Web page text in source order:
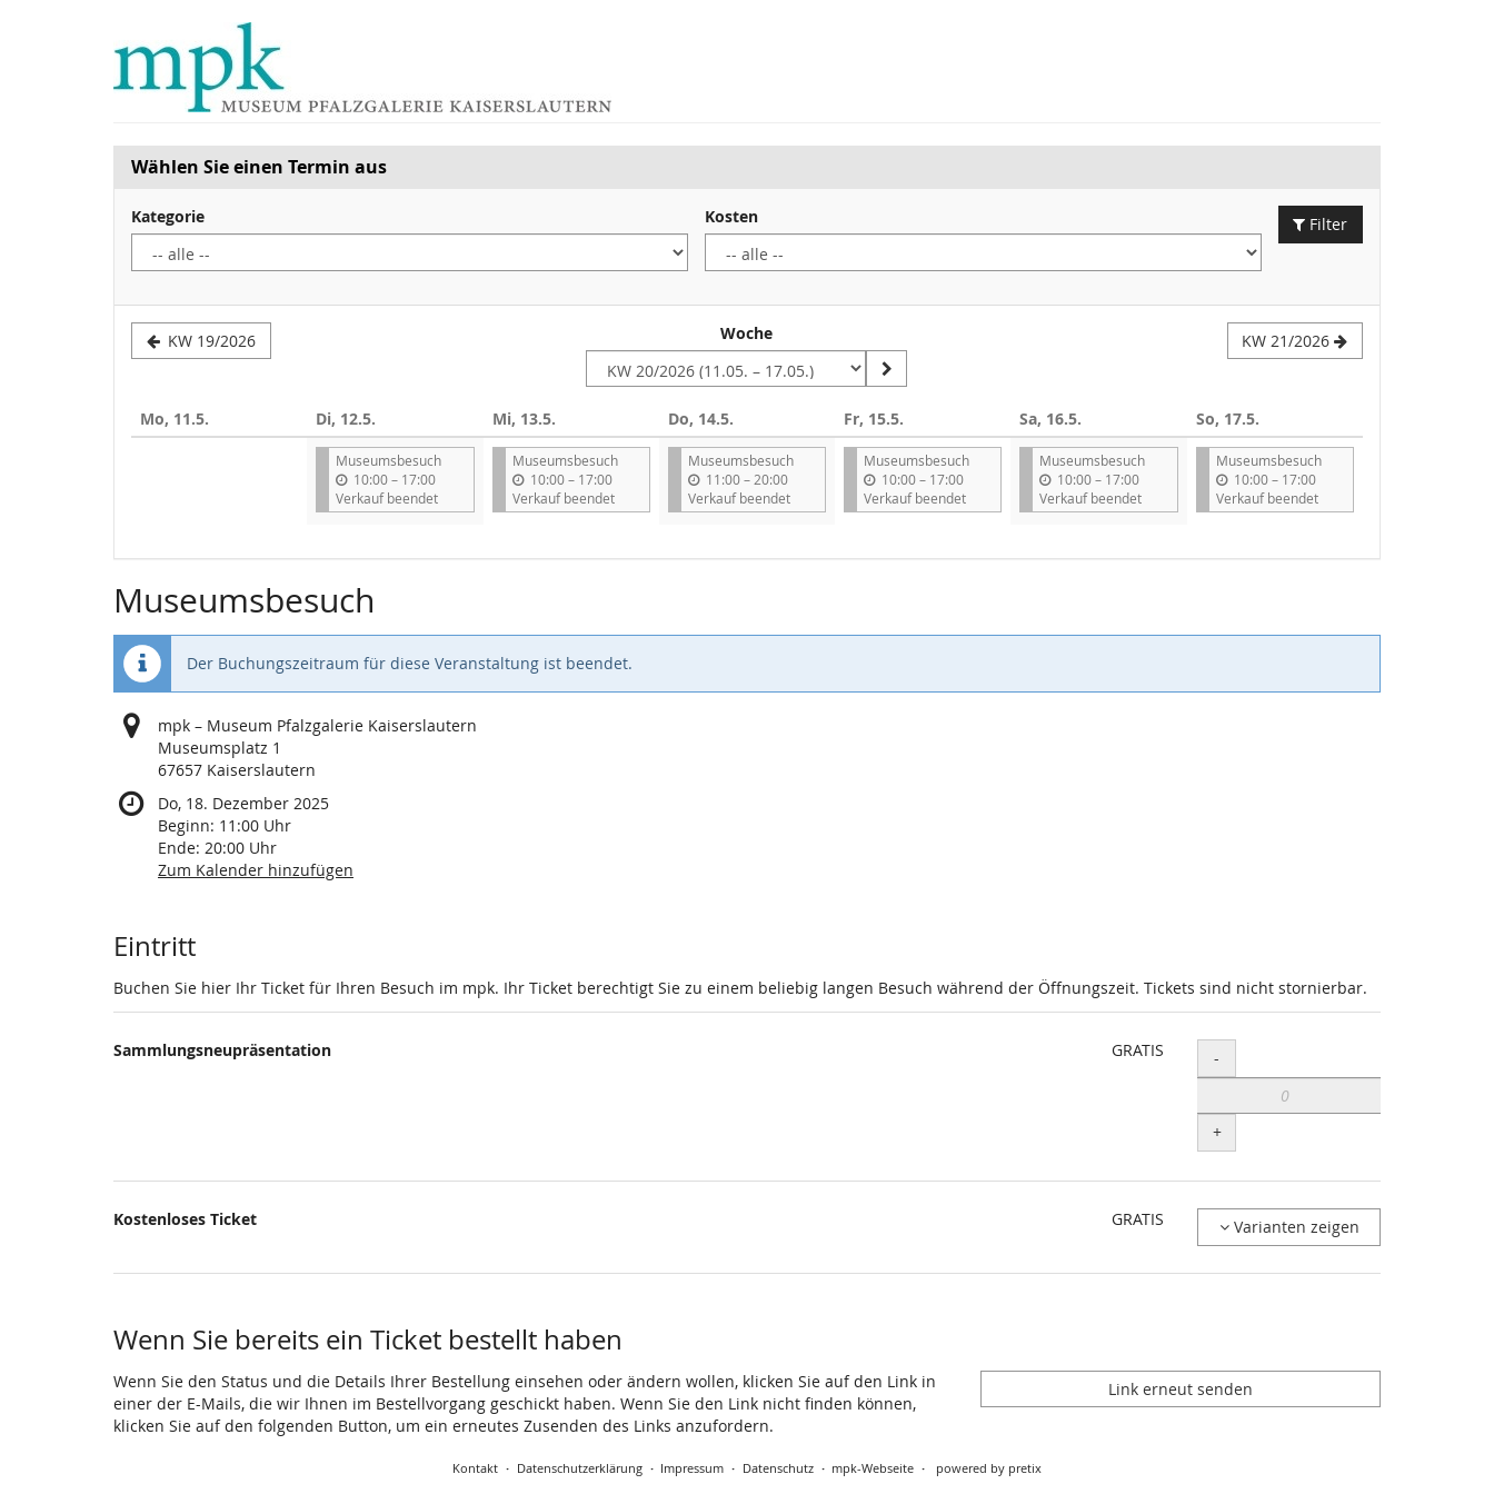
Wählen Sie einen Termin aus
Kategorie Kosten Filter
KW 19/2026
auswählen
Woche KW 21/2026
Mo, 11.5. Di, 12.5.
Museumsbesuch
10:00 –b
i
s
17:00
Verkauf beendet
Mi, 13.5.
Museumsbesuch
10:00 –b
i
s
17:00
Verkauf beendet
Do, 14.5.
Museumsbesuch
11:00–b
i
s
20:00
Verkauf beendet
Fr, 15.5.
Museumsbesuch
10:00–b
i
s
17:00
Verkauf beendet
Sa, 16.5.
Museumsbesuch
10:00 –b
i
s
17:00
Verkauf beendet
So, 17.5.
Museumsbesuch
10:00 –b
i
s
17:00
Verkauf beendet
Museumsbesuch
Der Buchungszeitraum für diese Veranstaltung ist beendet.
mpk – Museum Pfalzgalerie Kaiserslautern
Museumsplatz 1
67657 Kaiserslautern
Do, 18. Dezember 2025
Beginn: 11:00 Uhr
Ende: 20:00 Uhr
Zum Kalender hinzufügen
Produkte
Eintritt
Buchen Sie hier Ihr Ticket für Ihren Besuch im mpk. Ihr Ticket berechtigt Sie zu einem beliebig langen Besuch während der Öffnungszeit. Tickets sind nicht stornierbar.
Sammlungsneupräsentation GRATIS Menge
-
+
Kostenloses Ticket GRATIS Varianten zeigen
Wenn Sie bereits ein Ticket bestellt haben
Wenn Sie den Status und die Details Ihrer Bestellung einsehen oder ändern wollen, klicken Sie auf den Link in
einer der E-Mails, die wir Ihnen im Bestellvorgang geschickt haben. Wenn Sie den Link nicht finden können,
klicken Sie auf den folgenden Button, um ein erneutes Zusenden des Links anzufordern.
Link erneut senden
Kontakt Datenschutzerklärung Impressum Datenschutz mpk-Webseite powered by pretix